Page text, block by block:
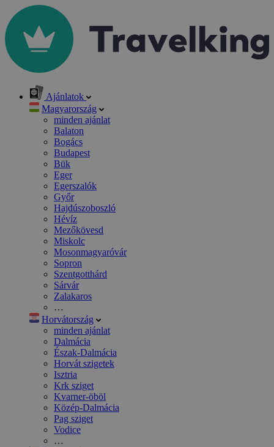
Ajánlatok
Magyarország
minden ajánlat
Balaton
Bogács
Budapest
Bük
Eger
Egerszalók
Győr
Hajdúszoboszló
Hévíz
Mezőkövesd
Miskolc
Mosonmagyaróvár
Sopron
Szentgotthárd
Sárvár
Zalakaros
…
Horvátország
minden ajánlat
Dalmácia
Észak-Dalmácia
Horvát szigetek
Isztria
Krk sziget
Kvarner-öböl
Közép-Dalmácia
Pag sziget
Vodice
…